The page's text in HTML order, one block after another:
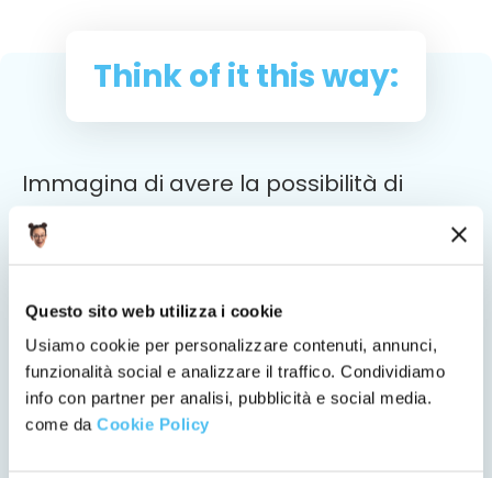
Questo sito web utilizza i cookie
Usiamo cookie per personalizzare contenuti, annunci,
funzionalità social e analizzare il traffico. Condividiamo
info con partner per analisi, pubblicità e social media.
come da Cookie Policy
Think of it this way:
Immagina di avere la possibilità di
andare a vivere a Londra per 6-12 mesi
ma quando sei lì, vai a lavorare in un
una famiglia italiana, come spesso
fanno gli italiani che vanno all’estero
perché è obiettivamente è più
comfortingessere accolti in un